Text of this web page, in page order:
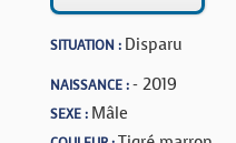
SITUATION : Disparu
NAISSANCE :- 2019
SEXE : Mâle